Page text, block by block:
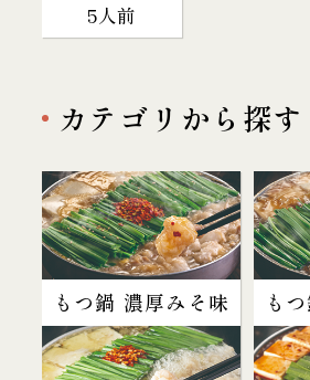
5人前
カテゴリから探す
もつ鍋 濃厚みそ味 も